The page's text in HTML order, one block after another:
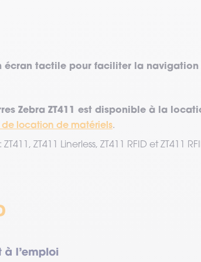
écran tactile pour faciliter la navigation
Zebra ZT411 est disponible à la
de location de matériels.
ZT411 Linerless, ZT411 RFID et ZT411